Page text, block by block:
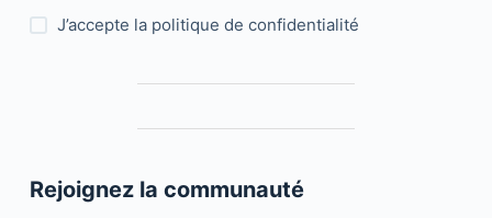
J’accepte la politique de confidentialité
Rejoignez la communauté